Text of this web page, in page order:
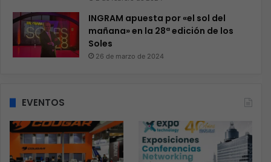
INGRAM apuesta por «el sol del
mañana» en la 28ª edición de los
Soles
26 de marzo de 2024
EVENTOS